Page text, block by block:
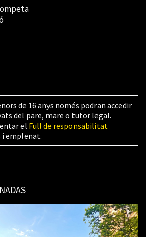
de 16 anys només podran accedir
del pare, mare o tutor legal.
el Full de responsabilitat
emplenat.